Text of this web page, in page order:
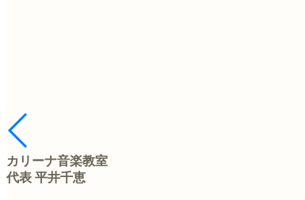
カリーナ音楽教室
代表 平井千恵